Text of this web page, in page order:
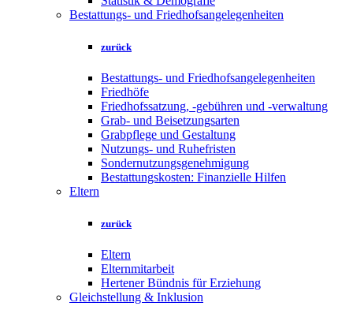
Bestattungs- und Friedhofsangelegenheiten
zurück
Bestattungs- und Friedhofsangelegenheiten
Friedhöfe
Friedhofssatzung, -gebühren und -verwaltung
Grab- und Beisetzungsarten
Grabpflege und Gestaltung
Nutzungs- und Ruhefristen
Sondernutzungsgenehmigung
Bestattungskosten: Finanzielle Hilfen
Eltern
zurück
Eltern
Elternmitarbeit
Hertener Bündnis für Erziehung
Gleichstellung & Inklusion